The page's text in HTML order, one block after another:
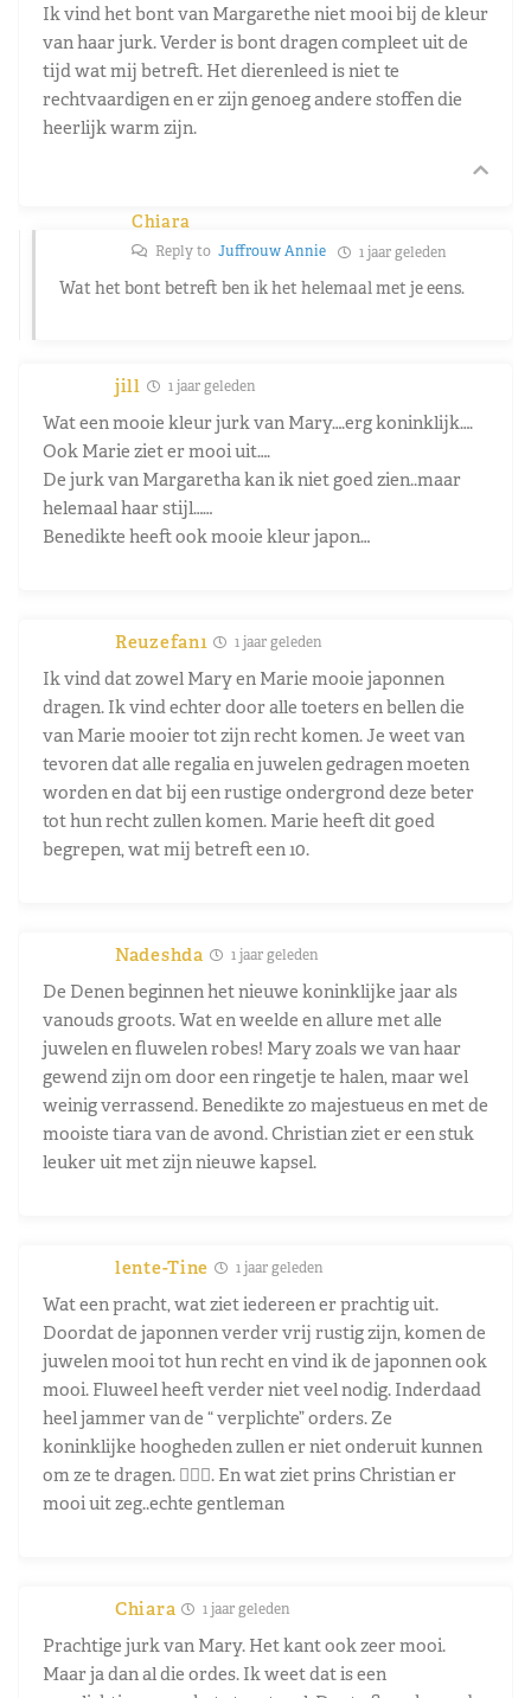
Ik vind het bont van Margarethe niet mooi bij de kleur
van haar jurk. Verder is bont dragen compleet uit de
tijd wat mij betreft. Het dierenleed is niet te
rechtvaardigen en er zijn genoeg andere stoffen die
heerlijk warm zijn.
Chiara
Reply to Juffrouw Annie 1 jaar geleden
Wat het bont betreft ben ik het helemaal met je eens.
jill 1 jaar geleden
Wat een mooie kleur jurk van Mary….erg koninklijk….
Ook Marie ziet er mooi uit….
De jurk van Margaretha kan ik niet goed zien..maar
helemaal haar stijl……
Benedikte heeft ook mooie kleur japon…
Reuzefan1 1 jaar geleden
Ik vind dat zowel Mary en Marie mooie japonnen
dragen. Ik vind echter door alle toeters en bellen die
van Marie mooier tot zijn recht komen. Je weet van
tevoren dat alle regalia en juwelen gedragen moeten
worden en dat bij een rustige ondergrond deze beter
tot hun recht zullen komen. Marie heeft dit goed
begrepen, wat mij betreft een 10.
Nadeshda 1 jaar geleden
De Denen beginnen het nieuwe koninklijke jaar als
vanouds groots. Wat en weelde en allure met alle
juwelen en fluwelen robes! Mary zoals we van haar
gewend zijn om door een ringetje te halen, maar wel
weinig verrassend. Benedikte zo majestueus en met de
mooiste tiara van de avond. Christian ziet er een stuk
leuker uit met zijn nieuwe kapsel.
lente-Tine 1 jaar geleden
Wat een pracht, wat ziet iedereen er prachtig uit.
Doordat de japonnen verder vrij rustig zijn, komen de
juwelen mooi tot hun recht en vind ik de japonnen ook
mooi. Fluweel heeft verder niet veel nodig. Inderdaad
heel jammer van de “ verplichte” orders. Ze
koninklijke hoogheden zullen er niet onderuit kunnen
om ze te dragen. 🤷🏼‍♀️. En wat ziet prins Christian er
mooi uit zeg..echte gentleman
Chiara 1 jaar geleden
Prachtige jurk van Mary. Het kant ook zeer mooi.
Maar ja dan al die ordes. Ik weet dat is een